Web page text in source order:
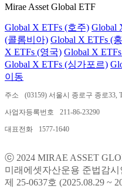
Mirae Asset Global ETF
Global X ETFs (호주) Global
(콜롬비아) Global X ETFs (
X ETFs (영국) Global X
Global X ETFs (싱가포르)
이동
주소 (03159) 서울시 종로구 종로33,
사업자등록번호 211-86-23290
대표전화 1577-1640
ⓒ 2024 MIRAE ASSET
미래에셋자산운용 준법감시
제 25-0637호 (2025.08.29 ~